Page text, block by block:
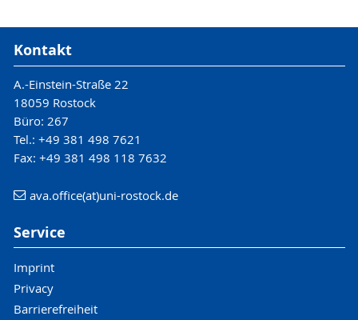
Kontakt
A.-Einstein-Straße 22
18059 Rostock
Büro: 267
Tel.: +49 381 498 7621
Fax: +49 381 498 118 7632
ava.office(at)uni-rostock.de
Service
Imprint
Privacy
Barrierefreiheit